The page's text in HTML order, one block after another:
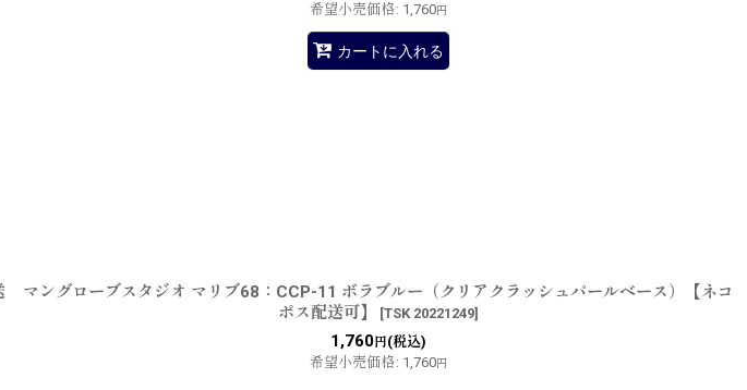
希望小売価格: 1,760円
カートに入れる
マングローブスタジオ マリブ68：CCP-11 ボラブルー（クリアクラッシュパールベース）【ネコ
ポス配送可】
[TSK 20221249]
1,760円(税込)
希望小売価格: 1,760円